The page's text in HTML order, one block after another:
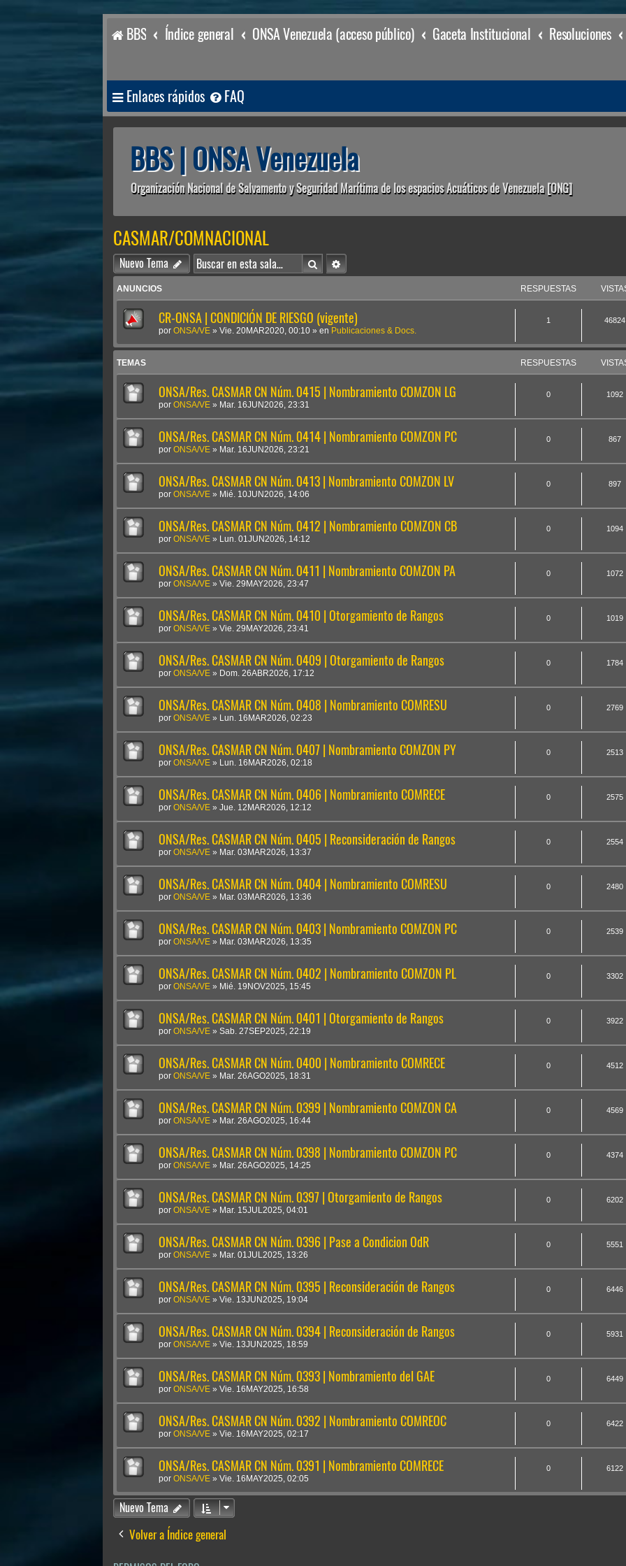
BBS Índice general ONSA Venezuela (acceso público) Gaceta Institucional Resoluciones
Enlaces rápidos FAQ
BBS | ONSA Venezuela
Organización Nacional de Salvamento y Seguridad Marítima de los espacios Acuáticos de Venezuela [ONG]
CASMAR/COMNACIONAL
Nuevo Tema BuscarBúsqueda avanzada
ANUNCIOS RESPUESTAS
CR-ONSA | CONDICIÓN DE RIESGO (vigente)
por ONSA/VE » Vie. 20MAR2020, 00:10 » en Publicaciones & Docs.
1 46824
TEMAS RESPUESTAS
ONSA/Res. CASMAR CN Núm. 0415 | Nombramiento COMZON LG
por ONSA/VE » Mar. 16JUN2026, 23:31
0 1092
ONSA/Res. CASMAR CN Núm. 0414 | Nombramiento COMZON PC
por ONSA/VE » Mar. 16JUN2026, 23:21
0 867
ONSA/Res. CASMAR CN Núm. 0413 | Nombramiento COMZON LV
por ONSA/VE » Mié. 10JUN2026, 14:06
0 897
ONSA/Res. CASMAR CN Núm. 0412 | Nombramiento COMZON CB
por ONSA/VE » Lun. 01JUN2026, 14:12
0 1094
ONSA/Res. CASMAR CN Núm. 0411 | Nombramiento COMZON PA
por ONSA/VE » Vie. 29MAY2026, 23:47
0 1072
ONSA/Res. CASMAR CN Núm. 0410 | Otorgamiento de Rangos
por ONSA/VE » Vie. 29MAY2026, 23:41
0 1019
ONSA/Res. CASMAR CN Núm. 0409 | Otorgamiento de Rangos
por ONSA/VE » Dom. 26ABR2026, 17:12
0 1784
ONSA/Res. CASMAR CN Núm. 0408 | Nombramiento COMRESU
por ONSA/VE » Lun. 16MAR2026, 02:23
0 2769
ONSA/Res. CASMAR CN Núm. 0407 | Nombramiento COMZON PY
por ONSA/VE » Lun. 16MAR2026, 02:18
0 2513
ONSA/Res. CASMAR CN Núm. 0406 | Nombramiento COMRECE
por ONSA/VE » Jue. 12MAR2026, 12:12
0 2575
ONSA/Res. CASMAR CN Núm. 0405 | Reconsideración de Rangos
por ONSA/VE » Mar. 03MAR2026, 13:37
0 2554
ONSA/Res. CASMAR CN Núm. 0404 | Nombramiento COMRESU
por ONSA/VE » Mar. 03MAR2026, 13:36
0 2480
ONSA/Res. CASMAR CN Núm. 0403 | Nombramiento COMZON PC
por ONSA/VE » Mar. 03MAR2026, 13:35
0 2539
ONSA/Res. CASMAR CN Núm. 0402 | Nombramiento COMZON PL
por ONSA/VE » Mié. 19NOV2025, 15:45
0 3302
ONSA/Res. CASMAR CN Núm. 0401 | Otorgamiento de Rangos
por ONSA/VE » Sab. 27SEP2025, 22:19
0 3922
ONSA/Res. CASMAR CN Núm. 0400 | Nombramiento COMRECE
por ONSA/VE » Mar. 26AGO2025, 18:31
0 4512
ONSA/Res. CASMAR CN Núm. 0399 | Nombramiento COMZON CA
por ONSA/VE » Mar. 26AGO2025, 16:44
0 4569
ONSA/Res. CASMAR CN Núm. 0398 | Nombramiento COMZON PC
por ONSA/VE » Mar. 26AGO2025, 14:25
0 4374
ONSA/Res. CASMAR CN Núm. 0397 | Otorgamiento de Rangos
por ONSA/VE » Mar. 15JUL2025, 04:01
0 6202
ONSA/Res. CASMAR CN Núm. 0396 | Pase a Condicion OdR
por ONSA/VE » Mar. 01JUL2025, 13:26
0 5551
ONSA/Res. CASMAR CN Núm. 0395 | Reconsideración de Rangos
por ONSA/VE » Vie. 13JUN2025, 19:04
0 6446
ONSA/Res. CASMAR CN Núm. 0394 | Reconsideración de Rangos
por ONSA/VE » Vie. 13JUN2025, 18:59
0 5931
ONSA/Res. CASMAR CN Núm. 0393 | Nombramiento del GAE
por ONSA/VE » Vie. 16MAY2025, 16:58
0 6449
ONSA/Res. CASMAR CN Núm. 0392 | Nombramiento COMREOC
por ONSA/VE » Vie. 16MAY2025, 02:17
0 6422
ONSA/Res. CASMAR CN Núm. 0391 | Nombramiento COMRECE
por ONSA/VE » Vie. 16MAY2025, 02:05
0 6122
Nuevo Tema
Volver a Índice general